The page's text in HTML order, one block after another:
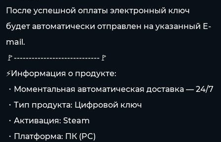
После успешной оплаты электронный ключ
будет автоматически отправлен на указанный E-
mail.
🚩-----------------------------🚩
⚡Информация о продукте:
・Моментальная автоматическая доставка — 24/7
・Тип продукта: Цифровой ключ
・Активация: Steam
・Платформа: ПК (PC)